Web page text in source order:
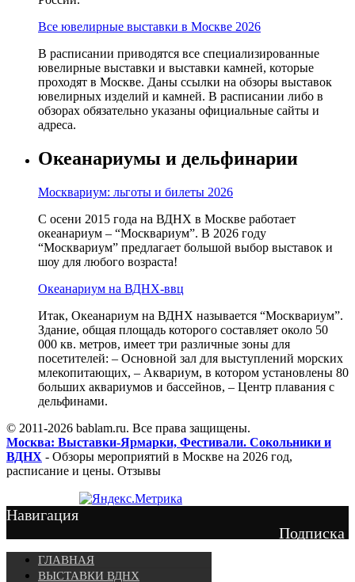
Все ювелирные выставки в Москве 2026
В расписании приводятся все специализированные
ювелирные выставки и выставки камней, которые
проходят в Москве. Даны ссылки на обзоры выставок
ювелирных изделий и камней. В расписании либо в
обзорах обязательно указаны официальные сайты и
адреса.
Океанариумы и дельфинарии
Москвариум: льготы и билеты 2026
С осени 2015 года на ВДНХ в Москве работает
океанариум – “Москвариум”. В 2026 году
“Москвариум” предлагает большой выбор выставок и
шоу для любого возраста!
Океанариум на ВДНХ-ввц
Итак, Океанариум на ВДНХ называется “Москвариум”.
Здание, общая площадь которого составляет около 50
000 кв. метров, имеет три различные зоны для
посетителей: – Основной зал для выступлений морских
млекопитающих, – Аквариум, в котором установлены 80
больших аквариумов и бассейнов, – Центр плавания с
дельфинами.
© 2011-2026 bablam.ru. Все права защищены.
Москва: Выставки-Ярмарки, Фестивали. Сокольники и
ВДНХ - Обзоры мероприятий в Москве на 2026 год,
расписание и цены. Отзывы
Навигация
Подписка
ГЛАВНАЯ
ВЫСТАВКИ ВДНХ